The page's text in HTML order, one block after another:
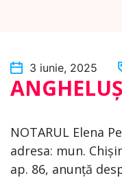
3 iunie, 2025
NOTARUL Elena
adresa: mun.
ap. 86, anunță